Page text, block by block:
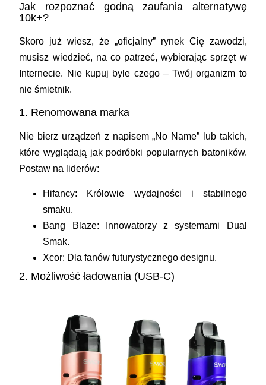
Jak rozpoznać godną zaufania alternatywę
10k+?
Skoro już wiesz, że „oficjalny” rynek Cię zawodzi,
musisz wiedzieć, na co patrzeć, wybierając sprzęt w
Internecie. Nie kupuj byle czego – Twój organizm to
nie śmietnik.
1. Renomowana marka
Nie bierz urządzeń z napisem „No Name” lub takich,
które wyglądają jak podróbki popularnych batoników.
Postaw na liderów:
Hifancy: Królowie wydajności i stabilnego
smaku.
Bang Blaze: Innowatorzy z systemami Dual
Smak.
Xcor: Dla fanów futurystycznego designu.
2. Możliwość ładowania (USB-C)